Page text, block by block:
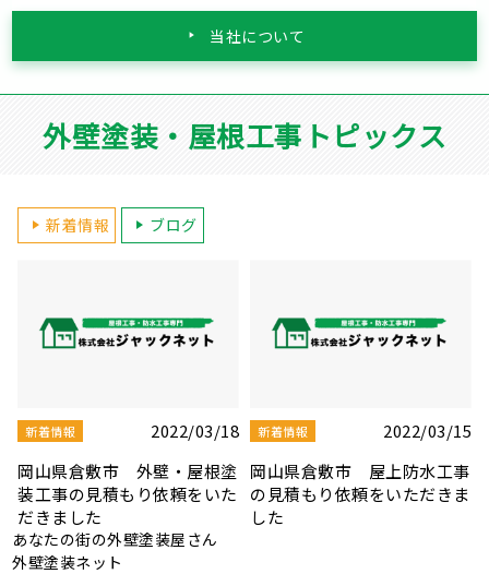
当社について
外壁塗装・屋根工事トピックス
新着情報 ブログ
2022/03/15
市 屋上防水工事
依頼をいただきま
新着情報
2022/03/10
岡山県岡山市 雨漏り修理の
見積もり依頼をいただきまし
新着情報
岡山県岡
ーリング補
あなたの街の外壁塗装屋さん
外壁塗装ネット